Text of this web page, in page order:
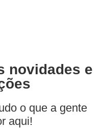
novidades e
o que a gente
aqui!